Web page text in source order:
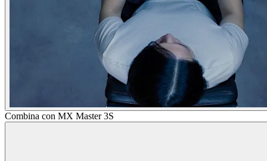
Combina con MX Master 3S